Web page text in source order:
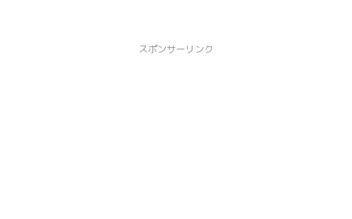
スポンサーリンク